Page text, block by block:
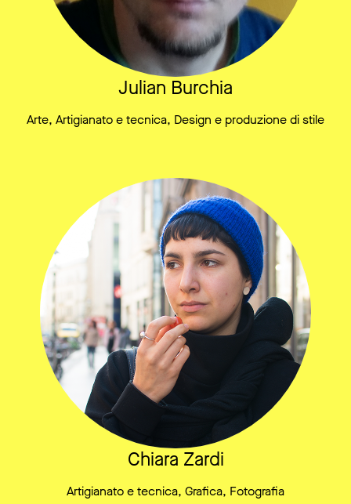
Julian Burchia
Arte, Artigianato e tecnica, Design e produzione di stile
Chiara Zardi
Artigianato e tecnica, Grafica, Fotografia